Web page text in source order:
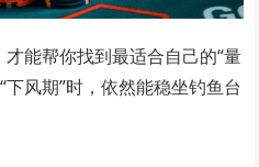
才能帮你找到最适合自己的“量
风期”时，依然能稳坐钓鱼台